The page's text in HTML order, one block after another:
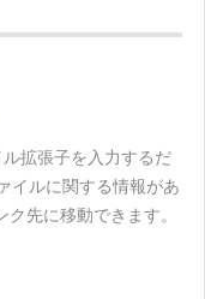
拡張子を入力するだ
イルに関する情報があ
先に移動できます。